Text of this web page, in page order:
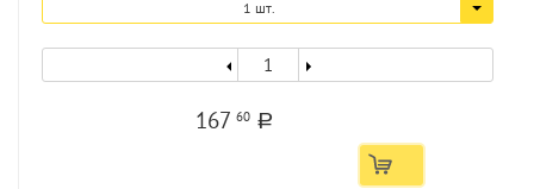
1 шт.
167 60 a